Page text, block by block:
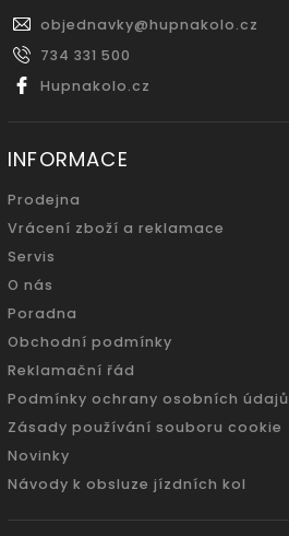
objednavky@hupnakolo.cz
734 331 500
Hupnakolo.cz
INFORMACE
Prodejna
Vrácení zboží a reklamace
Servis
O nás
Poradna
Obchodní podmínky
Reklamační řád
Podmínky ochrany osobních údajů
Zásady používání souboru cookie
Novinky
Návody k obsluze jízdních kol